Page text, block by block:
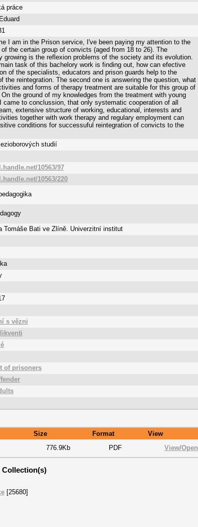
práce
I am in the Prison service, I've been paying my attention to the
of the certain group of convicts (aged from 18 to 26). The
growing is the reflexion problems of the society and its evolution.
task of this bachelory work is finding out, how can efective
of the specialists, educators and prison guards help to the
the reintegration. The second one is answering the question, what
and forms of therapy treatment are suitable for this group of
the ground of my knowledges from the treatment with young
came to conclussion, that only systematic cooperation of all
extensive structure of working, educational, interests and
together with work therapy and regulary employment can
conditions for successuful reintegration of convicts to the
studií
10563/97
10563/220
Tomáše Bati ve Zlíně. Univerzitní institut
s vězni
of prisoners
Size Format View
776.9Kb PDF View/Open
[25680]